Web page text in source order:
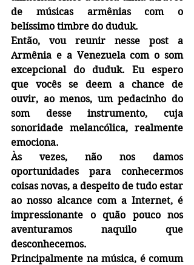
de músicas armênias com o
belíssimo timbre do duduk.
Então, vou reunir nesse post a
Armênia e a Venezuela com o som
excepcional do duduk. Eu espero
que vocês se deem a chance de
ouvir, ao menos, um pedacinho do
som desse instrumento, cuja
sonoridade melancólica, realmente
emociona.
Às vezes, não nos damos
oportunidades para conhecermos
coisas novas, a despeito de tudo estar
ao nosso alcance com a Internet, é
impressionante o quão pouco nos
aventuramos naquilo que
desconhecemos.
Principalmente na música, é comum